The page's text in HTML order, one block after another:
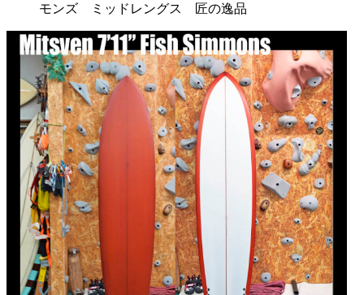
モンズ ミッドレングス 匠の逸品